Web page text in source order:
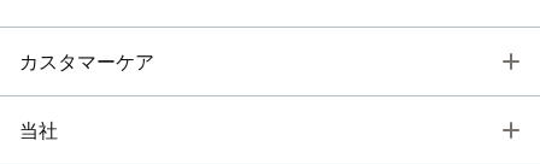
カスタマーケア
当社